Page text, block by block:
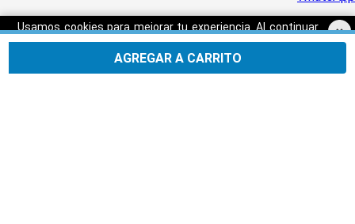
Usamos cookies para mejorar tu experiencia. Al continuar
navegando, aceptas nuestraPolítica de privacidad.
Aceptar
×
AGREGAR A CARRITO